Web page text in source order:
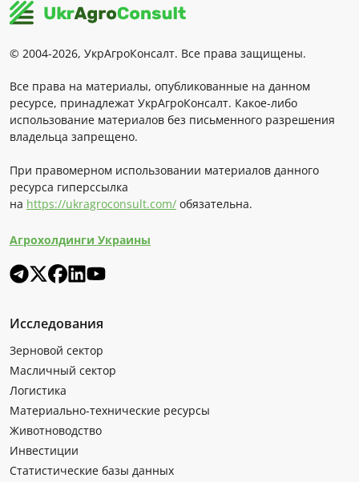
© 2004-2026, УкрАгроКонсалт. Все права защищены.
Все права на материалы, опубликованные на данном
ресурсе, принадлежат УкрАгроКонсалт. Какое-либо
использование материалов без письменного разрешения
владельца запрещено.
При правомерном использовании материалов данного
ресурса гиперссылка
на https://ukragroconsult.com/ обязательна.
Агрохолдинги Украины
Исследования
Зерновой сектор
Масличный сектор
Логистика
Материально-технические ресурсы
Животноводство
Инвестиции
Статистические базы данных